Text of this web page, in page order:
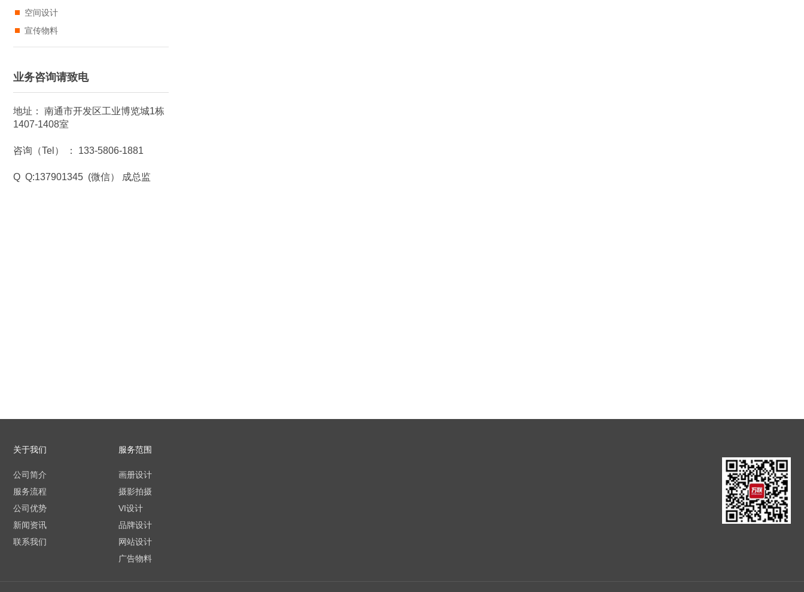
空间设计
宣传物料
业务咨询请致电
地址： 南通市开发区工业博览城1栋
1407-1408室
咨询（Tel） ： 133-5806-1881
Q Q:137901345 (微信） 成总监
关于我们
公司简介
服务流程
公司优势
新闻资讯
联系我们
服务范围
画册设计
摄影拍摄
VI设计
品牌设计
网站设计
广告物料